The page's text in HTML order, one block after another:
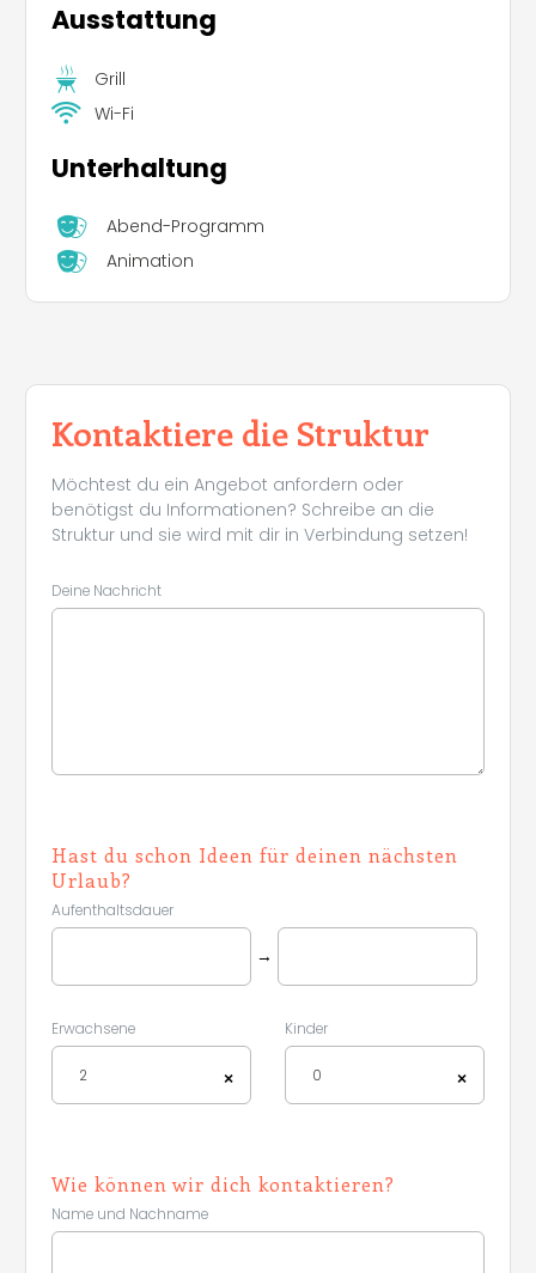
Ausstattung
Grill
Wi-Fi
Unterhaltung
Abend-Programm
Animation
Kontaktiere die Struktur
Möchtest du ein Angebot anfordern oder
benötigst du Informationen? Schreibe an die
Struktur und sie wird mit dir in Verbindung setzen!
Deine Nachricht
Hast du schon Ideen für deinen nächsten
Urlaub?
Aufenthaltsdauer
→
Erwachsene
×
2
Kinder
×
0
Wie können wir dich kontaktieren?
Name und Nachname